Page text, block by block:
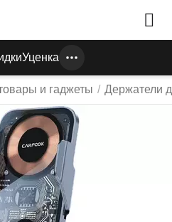
Уценка
и гаджеты / Держатели